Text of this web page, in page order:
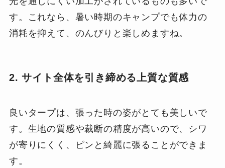
す。これなら、暑い時期のキャンプでも体力の
消耗を抑えて、のんびりと楽しめますね。
2. サイト全体を引き締める上質な質感
良いタープは、張った時の姿がとても美しいで
す。生地の質感や裁断の精度が高いので、シワ
が寄りにくく、ピンと綺麗に張ることができま
す。